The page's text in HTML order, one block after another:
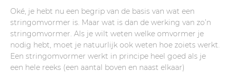
Oké, je hebt nu een begrip van de basis van wat een
stringomvormer is. Maar wat is dan de werking van zo’n
stringomvormer. Als je wilt weten welke omvormer je
nodig hebt, moet je natuurlijk ook weten hoe zoiets werkt.
Een stringomvormer werkt in principe heel goed als je
een hele reeks (een aantal boven en naast elkaar)